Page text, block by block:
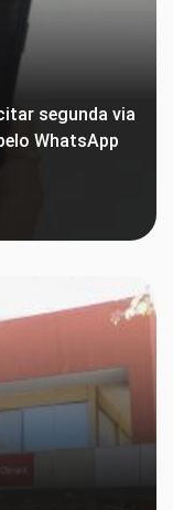
segunda via
WhatsApp